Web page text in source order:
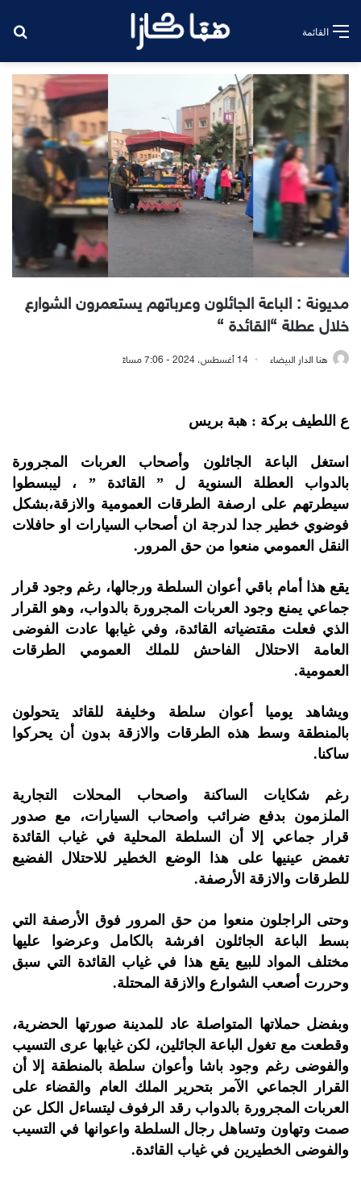
القائمة
مديونة : الباعة الجائلون وعرباتهم يستعمرون الشوارع
خلال عطلة “القائدة “
هنا الدار البيضاء 14 أغسطس، 2024 - 7:06 مساءً
ع اللطيف بركة : هبة بريس
استغل الباعة الجائلون وأصحاب العربات المجرورة
بالدواب العطلة السنوية ل ” القائدة ” ، ليبسطوا
سيطرتهم على ارصفة الطرقات العمومية والازقة،بشكل
فوضوي خطير جدا لدرجة ان أصحاب السيارات او حافلات
النقل العمومي منعوا من حق المرور.
يقع هذا أمام باقي أعوان السلطة ورجالها، رغم وجود قرار
جماعي يمنع وجود العربات المجرورة بالدواب، وهو القرار
الذي فعلت مقتضياته القائدة، وفي غيابها عادت الفوضى
العامة الاحتلال الفاحش للملك العمومي الطرقات
العمومية.
ويشاهد يوميا أعوان سلطة وخليفة للقائد يتحولون
بالمنطقة وسط هذه الطرقات والازقة بدون أن يحركوا
ساكنا.
رغم شكايات الساكنة واصحاب المحلات التجارية
الملزمون بدفع ضرائب واصحاب السيارات، مع صدور
قرار جماعي إلا أن السلطة المحلية في غياب القائدة
تغمض عينيها على هذا الوضع الخطير للاحتلال الفضيع
للطرقات والازقة الأرصفة.
وحتى الراجلون منعوا من حق المرور فوق الأرصفة التي
بسط الباعة الجائلون افرشة بالكامل وعرضوا عليها
مختلف المواد للبيع يقع هذا في غياب القائدة التي سبق
وحررت أصعب الشوارع والازقة المحتلة.
وبفضل حملاتها المتواصلة عاد للمدينة صورتها الحضرية،
وقطعت مع تغول الباعة الجائلين، لكن غيابها عرى التسيب
والفوضى رغم وجود باشا وأعوان سلطة بالمنطقة إلا أن
القرار الجماعي الآمر بتحرير الملك العام والقضاء على
العربات المجرورة بالدواب رقد الرفوف ليتساءل الكل عن
صمت وتهاون وتساهل رجال السلطة واعوانها في التسيب
والفوضى الخطيرين في غياب القائدة.